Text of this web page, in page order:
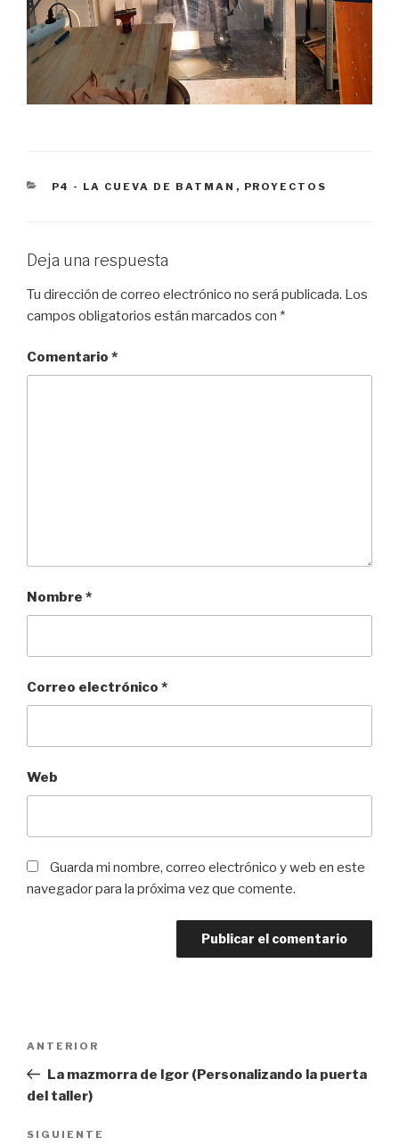
CATEGORÍAS
P4 - LA CUEVA DE BATMAN , PROYECTOS
Deja una respuesta
Tu dirección de correo electrónico no será publicada. Los
campos obligatorios están marcados con *
Comentario *
Nombre *
Correo electrónico *
Web
Guarda mi nombre, correo electrónico y web en este
navegador para la próxima vez que comente.
entradas
Entrada
anterior:
ANTERIOR
La mazmorra de Igor (Personalizando la puerta
del taller)
Siguiente
SIGUIENTE